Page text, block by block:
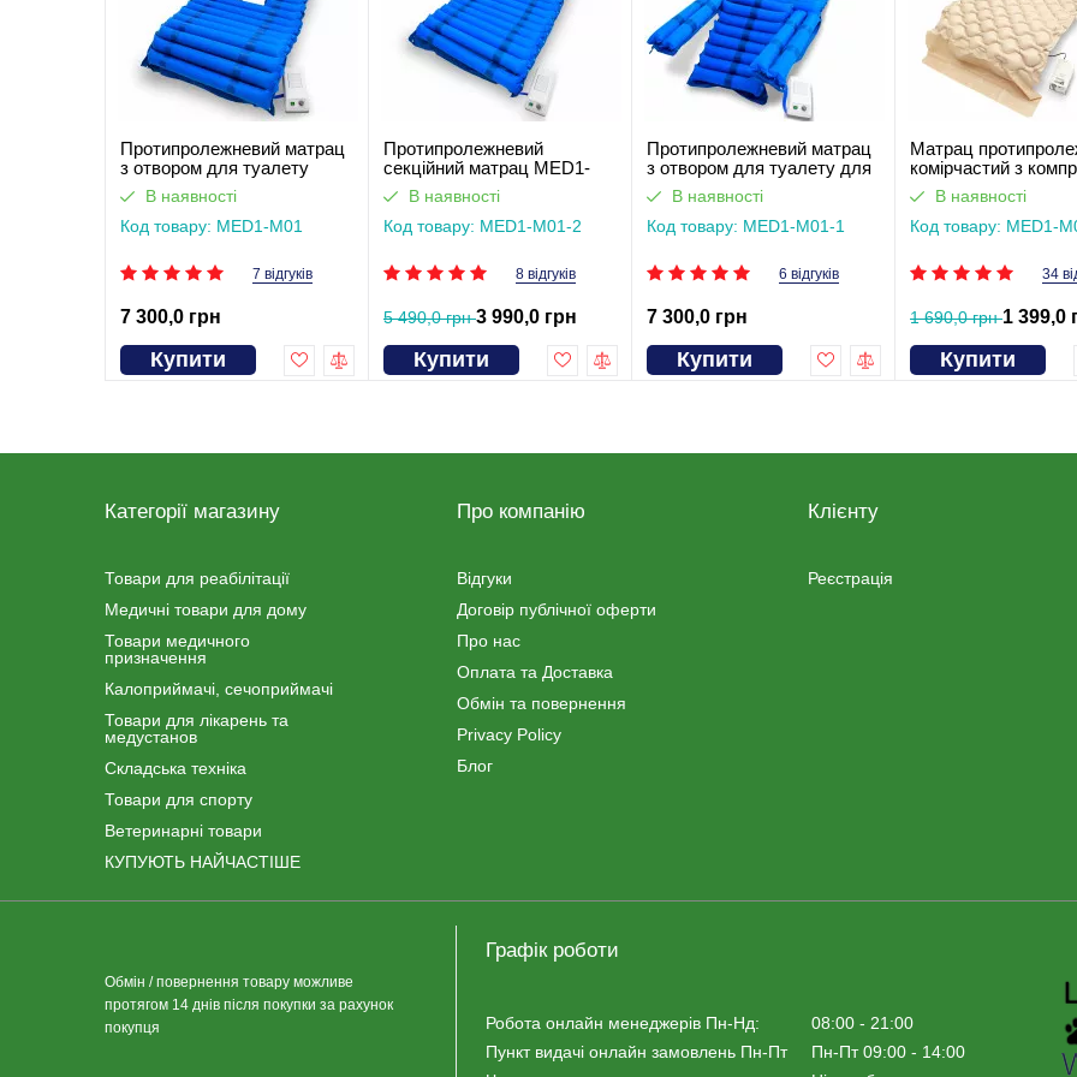
Протипролежневий матрац
з отвором для туалету
MED1-M01
В наявності
Код товару: MED1-M01
7 відгуків
7 300,0 грн
Купити
Протипролежневий
секційний матрац MED1-
M01В наявності
Код товару: MED1-M01-2
8 відгуків
5 490,0 грн3 990,0 грн
Купити
Протипролежневий матрац
з отвором для туалету для
ліжка MED1-H05
В наявності
Код товару: MED1-M01-1
6 відгуків
7 300,0 грн
Купити
Матрац
комірчастий з
М02В наявності
Код товару: MED1-
34
1 690,0 грн1 399,0
Купити
Категорії магазину
Товари для реабілітації
Медичні товари для дому
Товари медичного
призначення
Калоприймачі, сечоприймачі
Товари для лікарень та
медустанов
Складська техніка
Товари для спорту
Ветеринарні товари
КУПУЮТЬ НАЙЧАСТІШЕ
Про компанію
Відгуки
Договір публічної оферти
Про нас
Оплата та Доставка
Обмін та повернення
Privacy Policy
Блог
Клієнту
Реєстрація
Обмін / повернення товару можливе
протягом 14 днів після покупки за рахунок
покупця
Графік роботи
Робота онлайн менеджерiв Пн-Нд:
08:00 - 21:00
Пункт видачі онлайн замовлень Пн-Пт
Пн-Пт 09:00 - 14:00